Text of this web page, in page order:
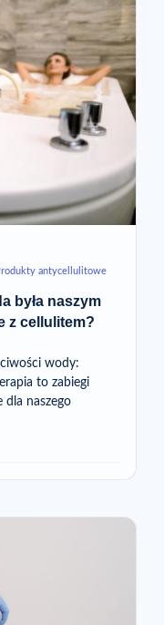
antycellulitowe
była naszym
z cellulitem?
wody:
to zabiegi
dla naszego